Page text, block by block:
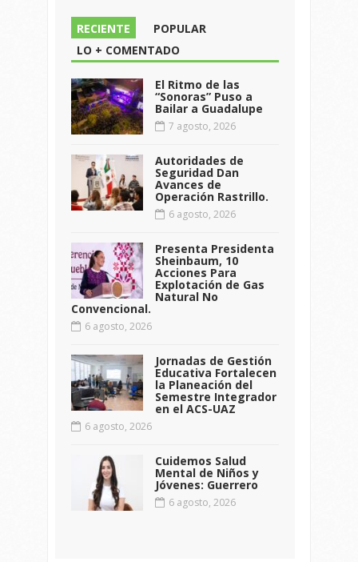
RECIENTE
POPULAR
LO + COMENTADO
El Ritmo de las
“Sonoras” Puso a
Bailar a Guadalupe
7 agosto, 2026
Autoridades de
Seguridad Dan
Avances de
Operación Rastrillo.
6 agosto, 2026
Presenta Presidenta
Sheinbaum, 10
Acciones Para
Explotación de Gas
Natural No
Convencional.
6 agosto, 2026
Jornadas de Gestión
Educativa Fortalecen
la Planeación del
Semestre Integrador
en el ACS-UAZ
6 agosto, 2026
Cuidemos Salud
Mental de Niños y
Jóvenes: Guerrero
6 agosto, 2026